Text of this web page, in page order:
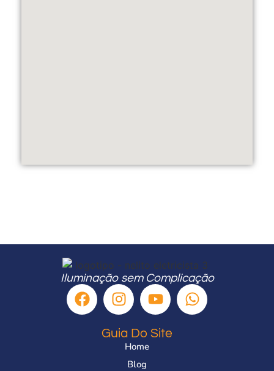
Iluminação sem Complicação
Guia Do Site
Home
Blog